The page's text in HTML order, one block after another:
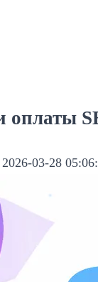
оплаты
2026-03-28